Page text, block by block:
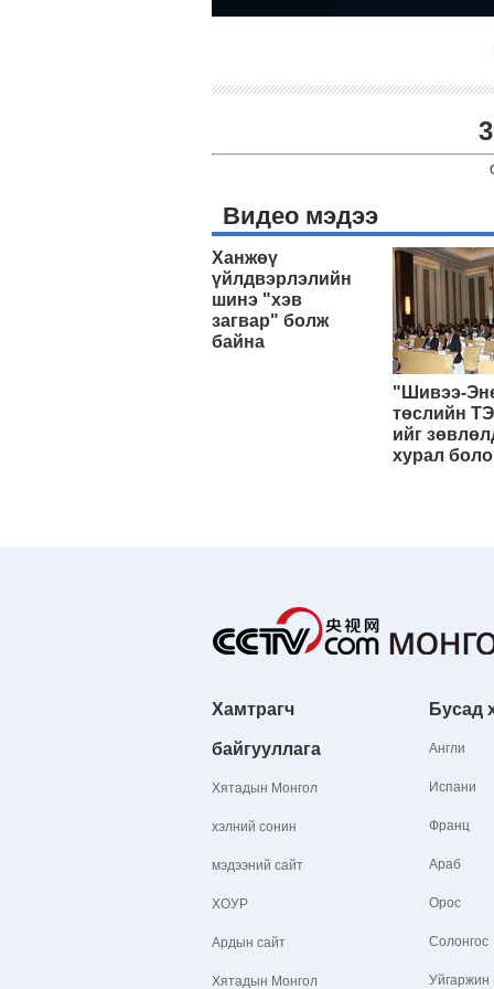
Видео мэдээ
Ханжөү
үйлдвэрлэлийн
шинэ "хэв
загвар" болж
байна
"Шивээ-
төслийн
ийг
хурал
Хамтрагч
байгууллага
Хятадын Монгол
хэлний сонин
мэдээний сайт
ХОУР
Ардын сайт
Хятадын Монгол
Бусад
Англи
Испани
Франц
Араб
Орос
Солонгос
Уйгаржин